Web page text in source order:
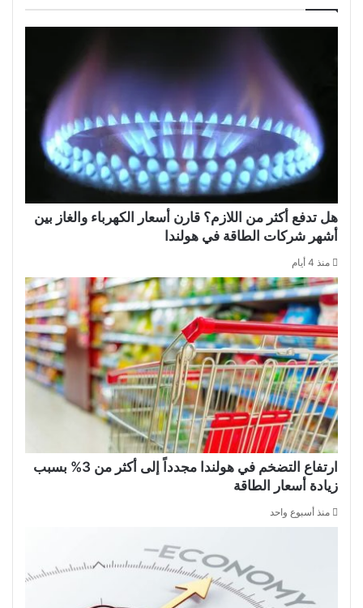
هل تدفع أكثر من اللازم؟ قارن أسعار الكهرباء والغاز بين
أشهر شركات الطاقة في هولندا
منذ 4 أيام
ارتفاع التضخم في هولندا مجدداً إلى أكثر من 3% بسبب
زيادة أسعار الطاقة
منذ أسبوع واحد